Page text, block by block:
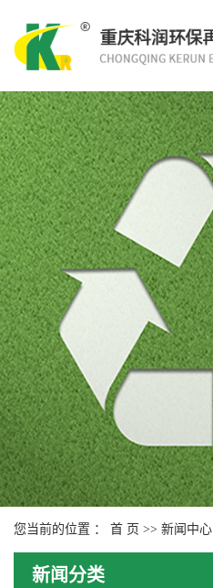
您当前的位置 ： 首 页 >> 新闻中心
新闻分类